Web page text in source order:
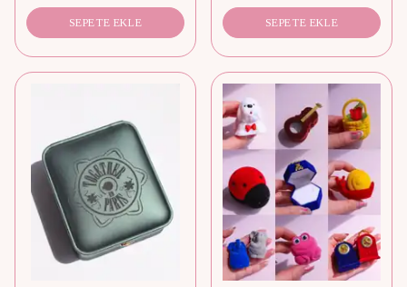
SEPETE EKLE SEPETE EKLE